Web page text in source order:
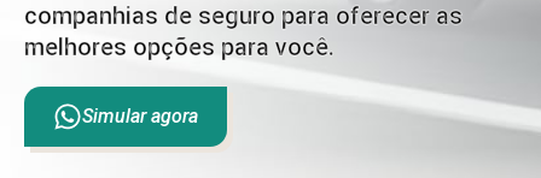
companhias de seguro para oferecer as
melhores opções para você.
Simular agora